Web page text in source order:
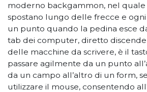
moderno backgammon, nel quale
spostano lungo delle frecce e
un punto quando la pedina esce
tab dei computer, diretto
delle macchine da scrivere, è il
passare agilmente da un punto
da un campo all’altro di un form,
utilizzare il mouse, consentendo